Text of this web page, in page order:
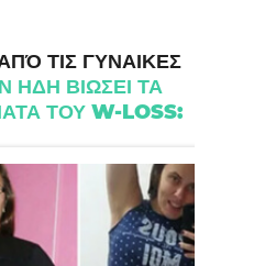
ΤΙΣ ΓΥΝΑΙΚΕΣ
ΗΔΗ ΒΙΩΣΕΙ ΤΑ
ΤΟΥ W-LOSS: